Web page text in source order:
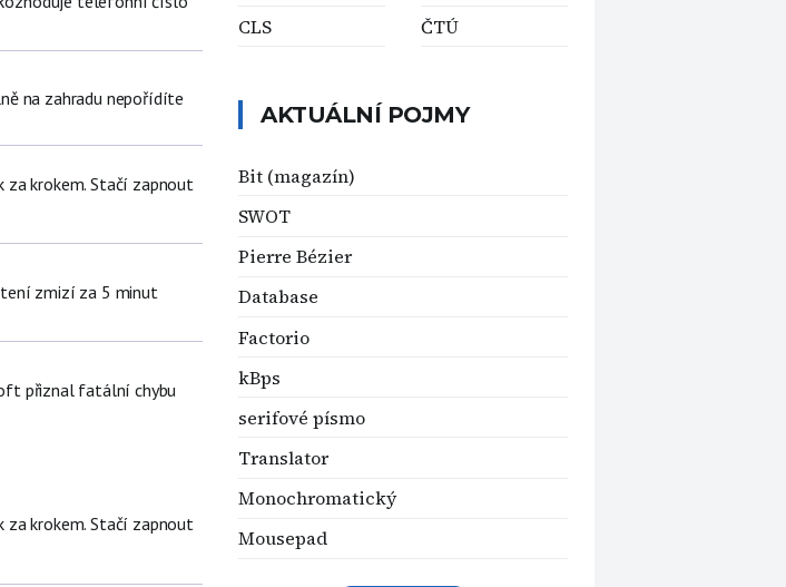
na zahradu nepořídíte
za krokem. Stačí zapnout
zmizí za 5 minut
přiznal fatální chybu
za krokem. Stačí zapnout
CLS
ČTÚ
AKTUÁLNÍ POJMY
Bit (magazín)
SWOT
Pierre Bézier
Database
Factorio
kBps
serifové písmo
Translator
Monochromatický
Mousepad